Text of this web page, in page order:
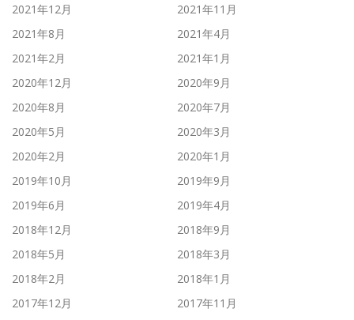
2021年12月
2021年11月
2021年8月
2021年4月
2021年2月
2021年1月
2020年12月
2020年9月
2020年8月
2020年7月
2020年5月
2020年3月
2020年2月
2020年1月
2019年10月
2019年9月
2019年6月
2019年4月
2018年12月
2018年9月
2018年5月
2018年3月
2018年2月
2018年1月
2017年12月
2017年11月